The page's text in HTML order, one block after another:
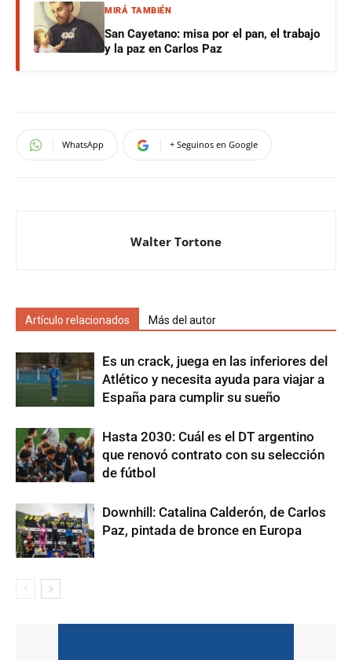
MIRÁ TAMBIÉN
San Cayetano: misa por el pan, el trabajo
y la paz en Carlos Paz
WhatsApp + Seguinos en Google
Walter Tortone
Artículo relacionados Más del autor
Es un crack, juega en las inferiores del
Atlético y necesita ayuda para viajar a
España para cumplir su sueño
Hasta 2030: Cuál es el DT argentino
que renovó contrato con su selección
de fútbol
Downhill: Catalina Calderón, de Carlos
Paz, pintada de bronce en Europa